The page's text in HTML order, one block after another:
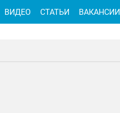
ВИДЕО СТАТЬИ ВАКАНСИИ